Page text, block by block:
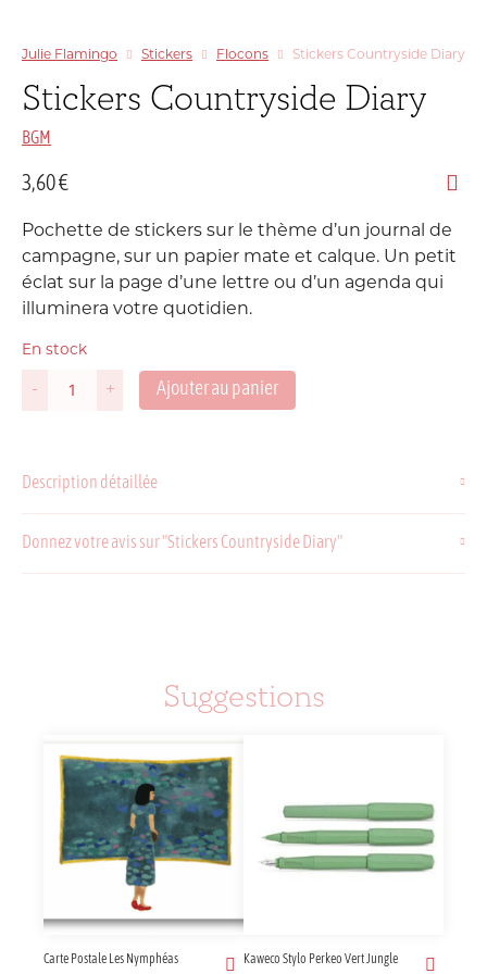
Julie Flamingo Stickers Flocons Stickers Countryside Diary
Stickers Countryside Diary
BGM
3,60€
Pochette de stickers sur le thème d’un journal de
campagne, sur un papier mate et calque. Un petit
éclat sur la page d’une lettre ou d’un agenda qui
illuminera votre quotidien.
En stock
-
quantité
Diary
+ Ajouter au panier
Description détaillée
Donnez votre avis sur "Stickers Countryside Diary"
Suggestions
Carte Postale Les Nymphéas Kaweco Stylo Perkeo Vert Jungle